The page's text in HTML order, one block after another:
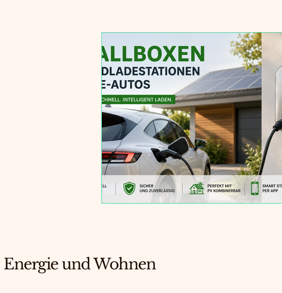
Energie sparen Energie sparen
Sanierung Wärmepumpe & Haustechnik
Smart Home Energielösungen
Sanierung
Energie und Wohnen